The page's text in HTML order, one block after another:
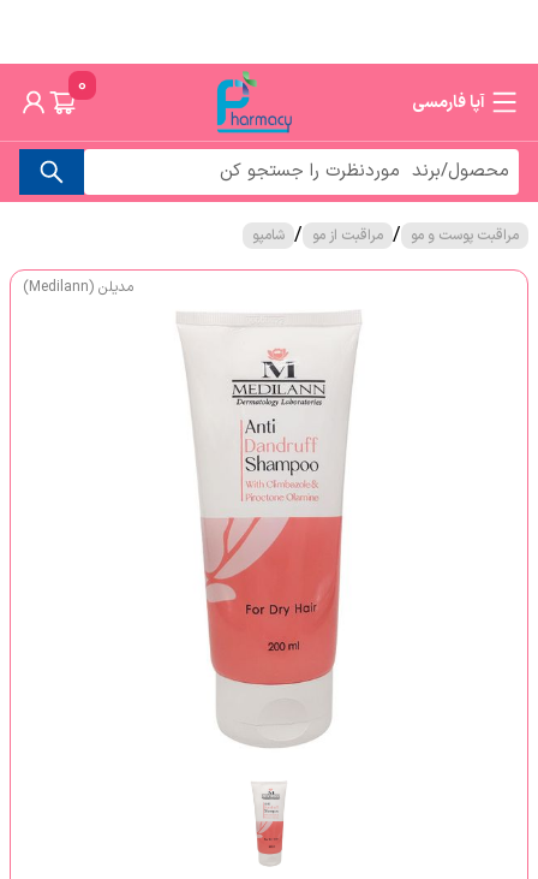
آپا فارمسی
0
مراقبت پوست و مو / مراقبت از مو / شامپو
مدیلن (Medilann)